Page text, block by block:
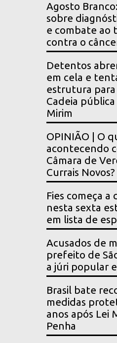
Agosto
sobre
e combate ao
contra o
Detentos
em cela e
estrutura
Cadeia
Mirim
OPINIÃO | O
acontecendo
Câmara de
Currais Novos?
Fies começa a
nesta sexta
em lista de
Acusados de
prefeito de
a júri popular
Brasil bate
medidas
anos após Lei
Penha